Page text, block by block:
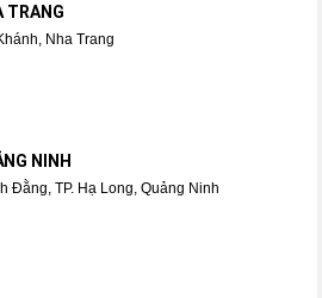
TRANG
Nha Trang
NINH
Đằng, TP. Hạ Long, Quảng Ninh